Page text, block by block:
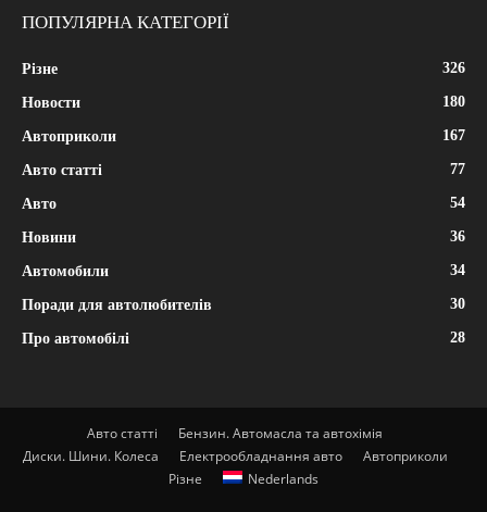
ПОПУЛЯРНА КАТЕГОРІЇ
Різне 326
Новости 180
Автоприколи 167
Авто статті 77
Авто 54
Новини 36
Автомобили 34
Поради для автолюбителів 30
Про автомобілі 28
Авто статті
Бензин. Автомасла та автохімія
Диски. Шини. Колеса
Електрообладнання авто
Автоприколи
Різне
Nederlands